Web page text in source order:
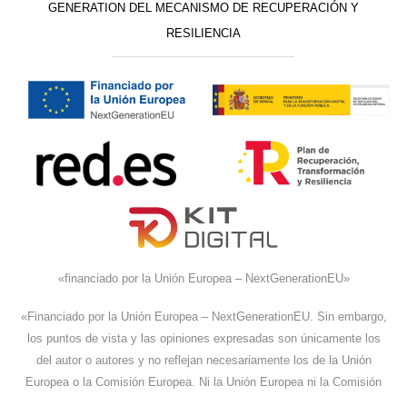
GENERATION DEL MECANISMO DE RECUPERACIÓN Y
RESILIENCIA
«financiado por la Unión Europea – NextGenerationEU»
«Financiado por la Unión Europea – NextGenerationEU. Sin embargo,
los puntos de vista y las opiniones expresadas son únicamente los
del autor o autores y no reflejan necesariamente los de la Unión
Europea o la Comisión Europea. Ni la Unión Europea ni la Comisión